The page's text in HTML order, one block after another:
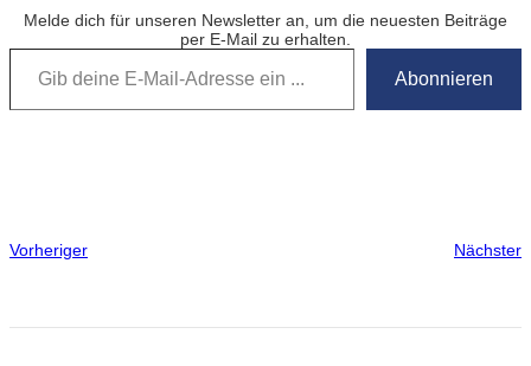
Melde dich für unseren Newsletter an, um die neuesten Beiträge
per E-Mail zu erhalten.
Gib deine E-Mail-Adresse ein …
Abonnieren
Vorheriger Nächster